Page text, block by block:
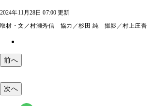
2024年11月28日 07:00 更新
取材・文／村瀬秀信 協力／杉田 純 撮影／村上庄吾
前へ
次へ